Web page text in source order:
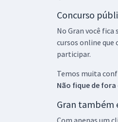
Concurso
No Gran você
cursos online que
participar.
Temos muita
Não fique de
Gran também